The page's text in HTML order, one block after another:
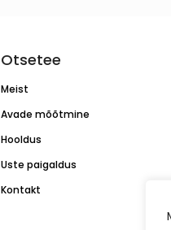
Otsetee
Meist
Avade mõõtmine
Hooldus
Uste paigaldus
Kontakt